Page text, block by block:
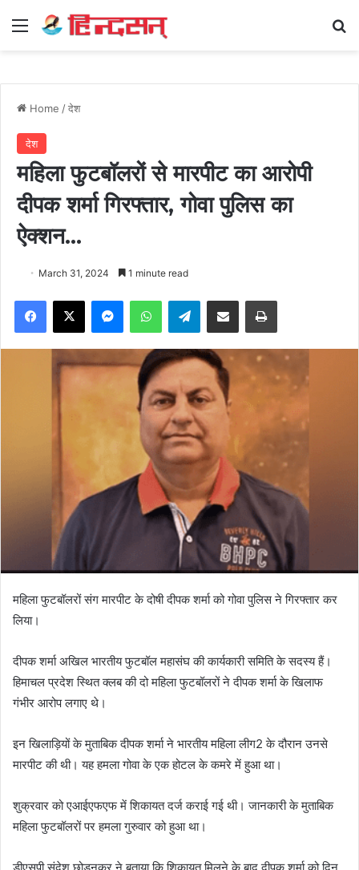
Menu
Home /देश
देश
महिला फुटबॉलरों से मारपीट का आरोपी
दीपक शर्मा गिरफ्तार, गोवा पुलिस का
ऐक्शन…
March 31, 2024 1 minute read
Facebook
X MessengerWhatsAppTelegramShare via Email Print
महिला फुटबॉलरों संग मारपीट के दोषी दीपक शर्मा को गोवा पुलिस ने गिरफ्तार कर
लिया।
दीपक शर्मा अखिल भारतीय फुटबॉल महासंघ की कार्यकारी समिति के सदस्य हैं।
हिमाचल प्रदेश स्थित क्लब की दो महिला फुटबॉलरों ने दीपक शर्मा के खिलाफ
गंभीर आरोप लगाए थे।
इन खिलाड़ियों के मुताबिक दीपक शर्मा ने भारतीय महिला लीग2 के दौरान उनसे
मारपीट की थी। यह हमला गोवा के एक होटल के कमरे में हुआ था।
शुक्रवार को एआईएफएफ में शिकायत दर्ज कराई गई थी। जानकारी के मुताबिक
महिला फुटबॉलरों पर हमला गुरुवार को हुआ था।